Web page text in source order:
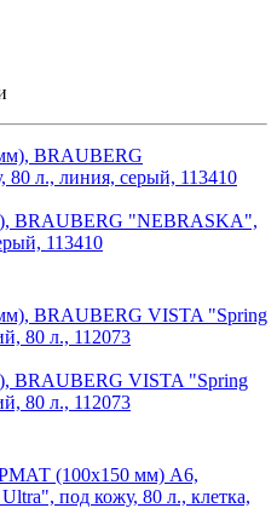
BRAUBERG "NEBRASKA",
113410
BRAUBERG VISTA "Spring
80 л., 112073